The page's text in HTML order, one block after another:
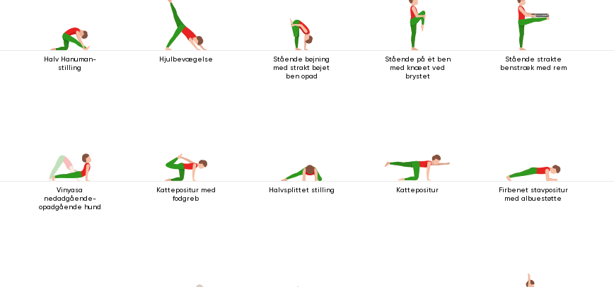
Halv Hanuman-
stilling
Hjulbevægelse
Stående bøjning
med strakt bøjet
ben opad
Stående på ét ben
med knæet ved
brystet
Stående strakte
benstræk med rem
Vinyasa
nedadgående-
opadgående hund
Kattepositur med
fodgreb
Halvsplittet stilling Kattepositur
Firbenet stavpositur
med albuestøtte